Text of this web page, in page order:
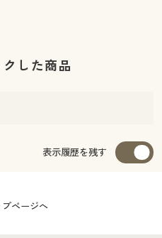
した商品
表示履歴を残す
ページへ